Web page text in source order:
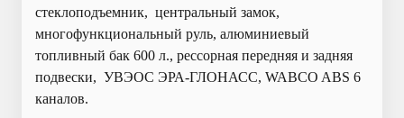
стеклоподъемник, центральный замок,
многофункциональный руль, алюминиевый
топливный бак 600 л., рессорная передняя и задняя
подвески, УВЭОС ЭРА-ГЛОНАСС, WABCO ABS 6
каналов.